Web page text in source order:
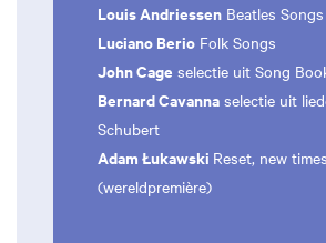
Louis Andriessen Beatles Songs
Luciano Berio Folk Songs
John Cage selectie uit Song
Bernard Cavanna selectie uit
Schubert
Adam Łukawski Reset, new
(wereldpremière)